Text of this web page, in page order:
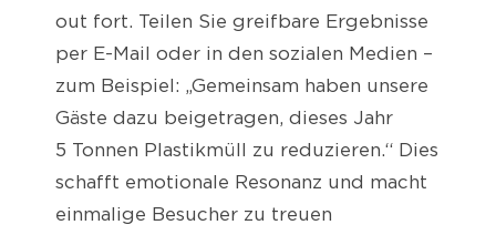
out fort. Teilen Sie greifbare Ergebnisse
per E-Mail oder in den sozialen Medien –
zum Beispiel: „Gemeinsam haben unsere
Gäste dazu beigetragen, dieses Jahr
5 Tonnen Plastikmüll zu reduzieren.“ Dies
schafft emotionale Resonanz und macht
einmalige Besucher zu treuen